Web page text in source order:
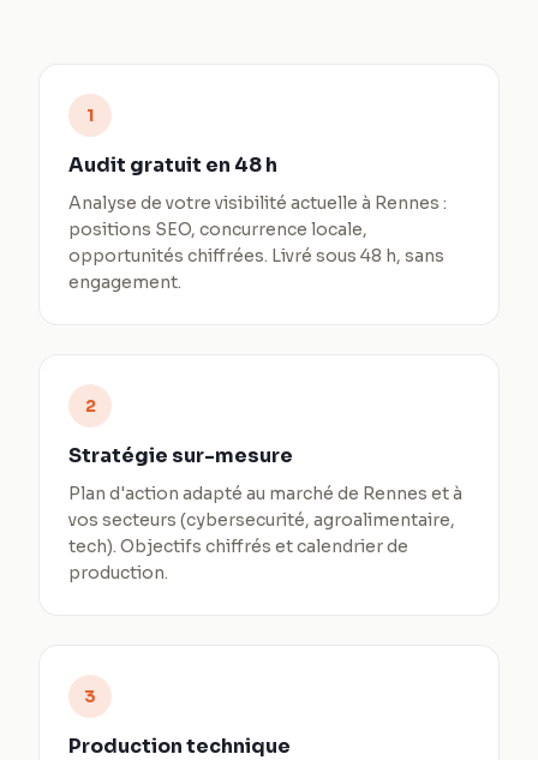
1
Audit gratuit en 48 h
Analyse de votre visibilité actuelle à Rennes :
positions SEO, concurrence locale,
opportunités chiffrées. Livré sous 48 h, sans
engagement.
2
Stratégie sur-mesure
Plan d'action adapté au marché de Rennes et à
vos secteurs (cybersecurité, agroalimentaire,
tech). Objectifs chiffrés et calendrier de
production.
3
Production technique